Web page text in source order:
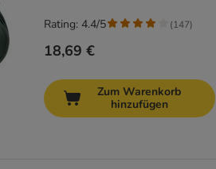
18,69 €
Rating: 4.4/5 (147)
Zum Warenkorb
hinzufügen